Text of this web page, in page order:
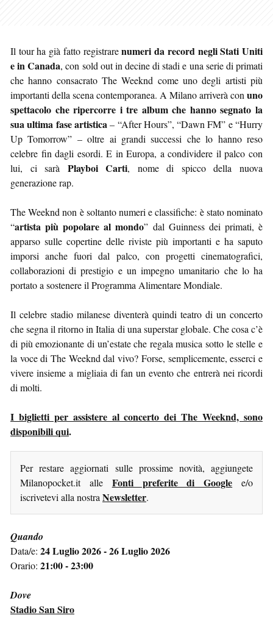
Il tour ha già fatto registrarenumeri da record negli Stati Uniti
e in Canada, con sold out in decine di stadi e una serie di primati
che hanno consacrato The Weeknd come uno degli artisti più
importanti della scena contemporanea. A Milano arriverà con uno
spettacolo che ripercorre i tre album che hanno segnato la
sua ultima fase artistica– “After Hours”, “Dawn FM” e “Hurry
Up Tomorrow” – oltre ai grandi successi che lo hanno reso
celebre fin dagli esordi. E in Europa, a condividere il palco con
lui, ci sarà Playboi Carti, nome di spicco della nuova
generazione rap.
The Weeknd non è soltanto numeri e classifiche: è stato nominato
“artista più popolare al mondo” dal Guinness dei primati, è
apparso sulle copertine delle riviste più importanti e ha saputo
imporsi anche fuori dal palco, con progetti cinematografici,
collaborazioni di prestigio e un impegno umanitario che lo ha
portato a sostenere il Programma Alimentare Mondiale.
Il celebre stadio milanese diventerà quindi teatro di un concerto
che segna il ritorno in Italia di una superstar globale. Che cosa c’è
di più emozionante di un’estate che regala musica sotto le stelle e
la voce di The Weeknd dal vivo? Forse, semplicemente, esserci e
vivere insieme a migliaia di fan un evento che entrerà nei ricordi
di molti.
I biglietti per assistere al concerto dei The Weeknd, sono
disponibili qui.
Per restare aggiornati sulle prossime novità, aggiungete
Milanopocket.it alle Fonti preferite di Google e/o
iscrivetevi alla nostra Newsletter.
Quando
Data/e: 24 Luglio 2026 - 26 Luglio 2026
Orario: 21:00 - 23:00
Dove
Stadio San Siro